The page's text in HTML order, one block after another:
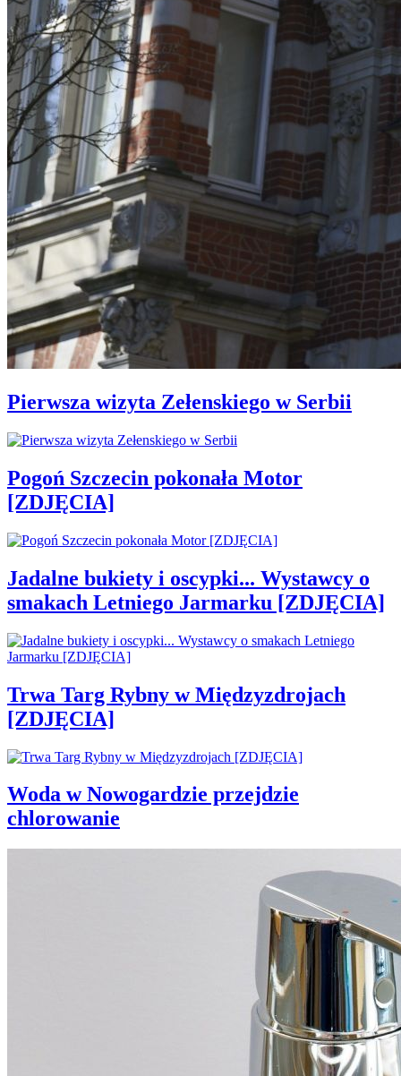
Pierwsza wizyta Zełenskiego w Serbii
Pogoń Szczecin pokonała Motor
[ZDJĘCIA]
Jadalne bukiety i oscypki... Wystawcy o
smakach Letniego Jarmarku [ZDJĘCIA]
Trwa Targ Rybny w Międzyzdrojach
[ZDJĘCIA]
Woda w Nowogardzie przejdzie
chlorowanie